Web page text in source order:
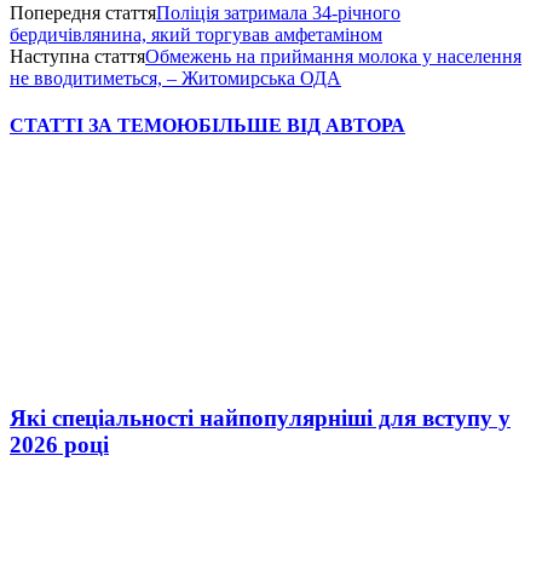
Попередня статтяПоліція затримала 34-річного
бердичівлянина, який торгував амфетаміном
Наступна статтяОбмежень на приймання молока у населення
не вводитиметься, – Житомирська ОДА
СТАТТІ ЗА ТЕМОЮБІЛЬШЕ ВІД АВТОРА
Які спеціальності найпопулярніші для вступу у
2026 році